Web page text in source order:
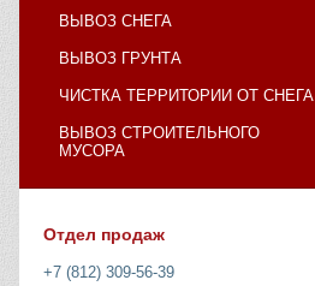
ВЫВОЗ СНЕГА
ВЫВОЗ ГРУНТА
ЧИСТКА ТЕРРИТОРИИ ОТ СНЕГА
ВЫВОЗ СТРОИТЕЛЬНОГО
МУСОРА
Отдел продаж
+7 (812) 309-56-39